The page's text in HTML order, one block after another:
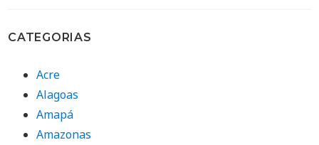
CATEGORIAS
Acre
Alagoas
Amapá
Amazonas